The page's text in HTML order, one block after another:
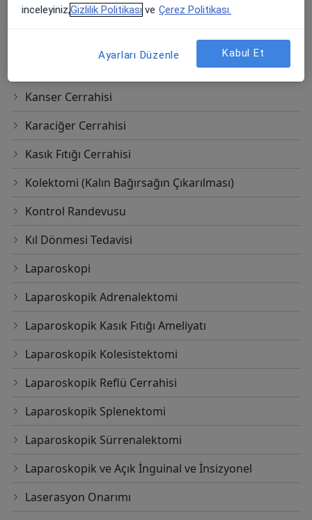
Göbek Fıtığı Ameliyatı
Kanser Cerrahisi
Karaciğer Cerrahisi
Kasık Fıtığı Cerrahisi
Kolektomi (Kalın Bağırsağın Çıkarılması)
Kontrol Randevusu
Kıl Dönmesi Tedavisi
Laparoskopi
Laparoskopik Adrenalektomi
Laparoskopik Kasık Fıtığı Ameliyatı
Laparoskopik Kolesistektomi
Laparoskopik Reflü Cerrahisi
Laparoskopik Splenektomi
Laparoskopik Sürrenalektomi
Laparoskopik ve Açık İnguinal ve İnsizyonel
Laserasyon Onarımı
inceleyiniz,Gizlilik Politikası ve Çerez Politikası.
Ayarları Düzenle Kabul Et